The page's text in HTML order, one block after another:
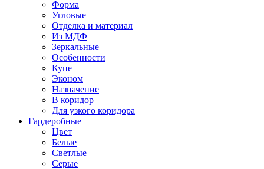
Форма
Угловые
Отделка и материал
Из МДФ
Зеркальные
Особенности
Купе
Эконом
Назначение
В коридор
Для узкого коридора
Гардеробные
Цвет
Белые
Светлые
Серые